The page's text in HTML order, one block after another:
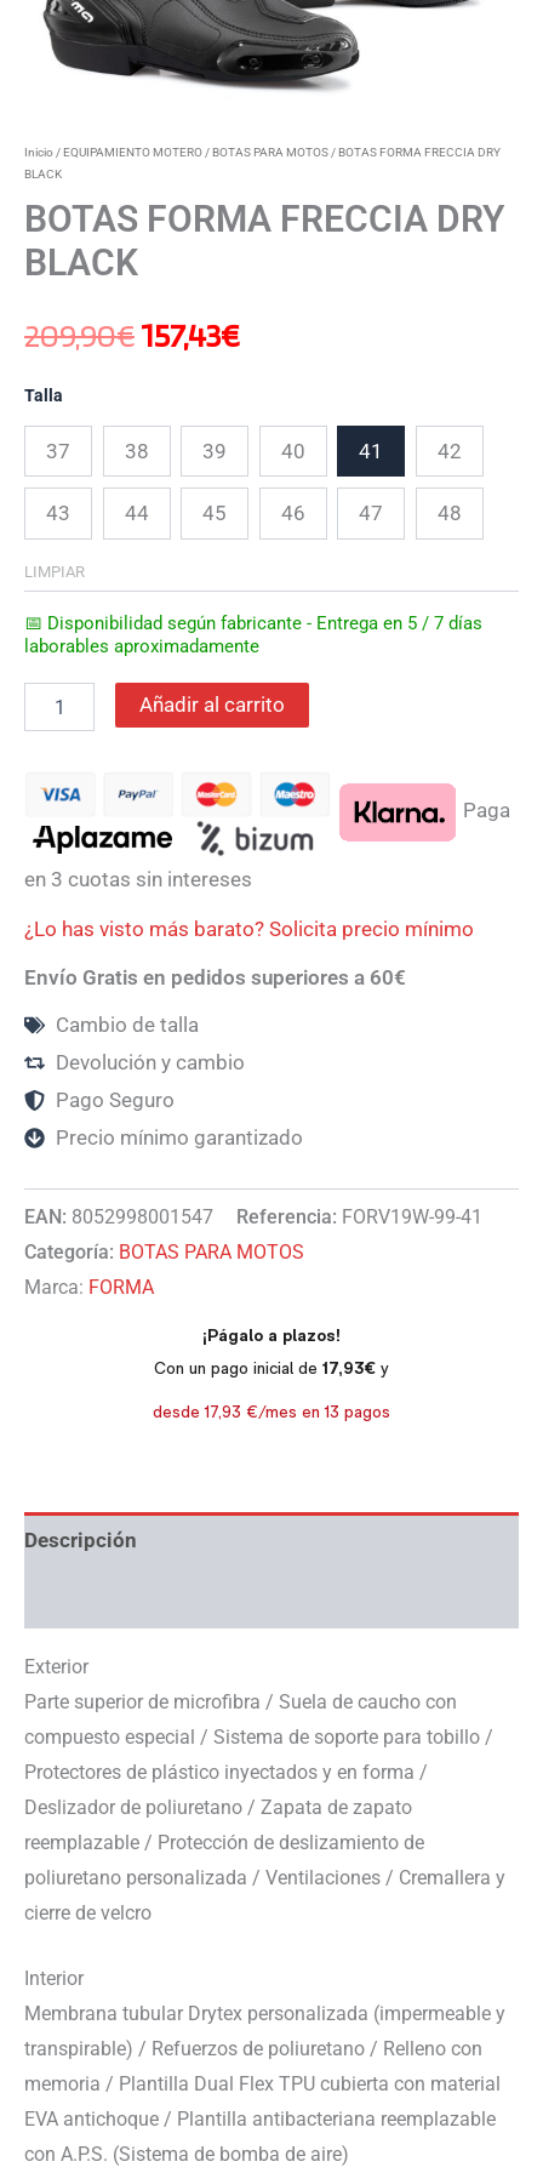
Inicio/ EQUIPAMIENTO MOTERO/ BOTAS PARA MOTOS/ BOTAS FORMA FRECCIA DRY
BLACK
BOTAS FORMA FRECCIA DRY
BLACK
209,90€157,43€
Talla
37 38 39 40 41 42
43 44 45 46 47 48
LIMPIAR
📅 Disponibilidad según fabricante - Entrega en 5 / 7 días
laborables aproximadamente
Añadir al carrito
Paga
en 3 cuotas sin intereses
¿Lo has visto más barato? Solicita precio mínimo
Envío Gratis en pedidos superiores a 60€
Cambio de talla
Devolución y cambio
Pago Seguro
Precio mínimo garantizado
EAN: 8052998001547 Referencia: FORV19W-99-41
Categoría: BOTAS PARA MOTOS
Marca: FORMA
Descripción
Exterior
Parte superior de microfibra / Suela de caucho con
compuesto especial / Sistema de soporte para tobillo /
Protectores de plástico inyectados y en forma /
Deslizador de poliuretano / Zapata de zapato
reemplazable / Protección de deslizamiento de
poliuretano personalizada / Ventilaciones / Cremallera y
cierre de velcro
Interior
Membrana tubular Drytex personalizada (impermeable y
transpirable) / Refuerzos de poliuretano / Relleno con
memoria / Plantilla Dual Flex TPU cubierta con material
EVA antichoque / Plantilla antibacteriana reemplazable
con A.P.S. (Sistema de bomba de aire)